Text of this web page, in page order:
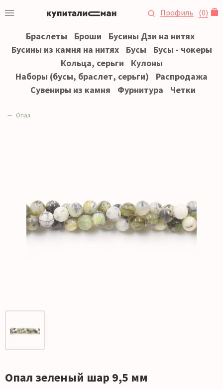
Профиль (0)
Браслеты Броши
Бусины Дзи на нитях
Бусины из камня на нитях
Бусы
Бусы - чокеры
Кольца, серьги
Кулоны
Наборы (бусы, браслет, серьги)
Распродажа
Сувениры из камня
Фурнитура Четки
Опал
Опал зеленый шар 9,5 мм